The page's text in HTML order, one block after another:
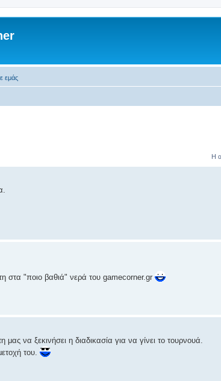
εμάς
Η
στα "ποιο βαθιά" νερά του gamecorner.gr
να ξεκινήσει η διαδικασία για να γίνει το τουρνουά.
του.